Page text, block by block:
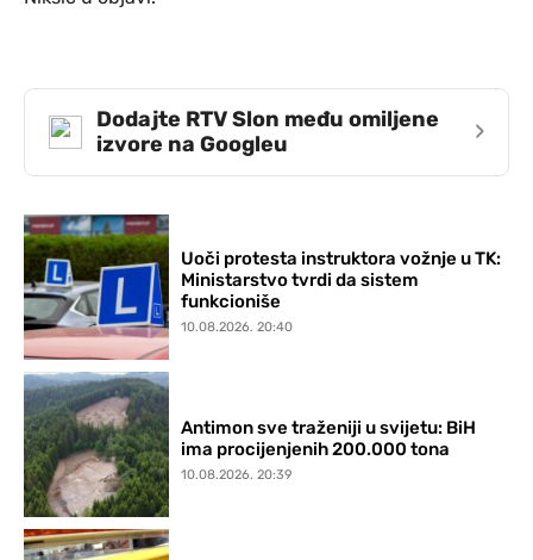
Dodajte RTV Slon među omiljene
izvore na Googleu
›
Uoči protesta instruktora vožnje u TK:
Ministarstvo tvrdi da sistem
funkcioniše
10.08.2026. 20:40
Antimon sve traženiji u svijetu: BiH
ima procijenjenih 200.000 tona
10.08.2026. 20:39